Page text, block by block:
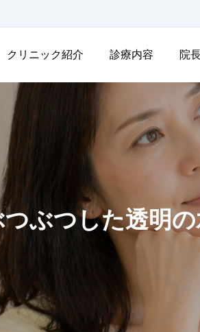
クリニック紹介 診療内容 院
ぶつした透明